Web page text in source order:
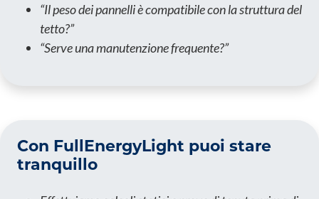
“Il peso dei pannelli è compatibile con la struttura del
tetto?”
“Serve una manutenzione frequente?”
Con FullEnergyLight puoi stare
tranquillo